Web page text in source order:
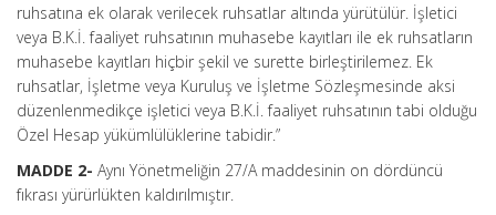
ruhsatına ek olarak verilecek ruhsatlar altında yürütülür. İşletici
veya B.K.İ. faaliyet ruhsatının muhasebe kayıtları ile ek ruhsatların
muhasebe kayıtları hiçbir şekil ve surette birleştirilemez. Ek
ruhsatlar, İşletme veya Kuruluş ve İşletme Sözleşmesinde aksi
düzenlenmedikçe işletici veya B.K.İ. faaliyet ruhsatının tabi olduğu
Özel Hesap yükümlülüklerine tabidir.”
MADDE 2- Aynı Yönetmeliğin 27/A maddesinin on dördüncü
fıkrası yürürlükten kaldırılmıştır.